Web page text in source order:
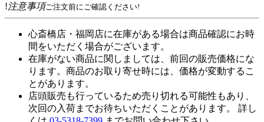
!注意事項ご注文前にご確認ください!
心斎橋店・福岡店に在庫がある場合は商品確認にお時
間をいただく場合がございます。
在庫がない商品に関しましては、前回の販売価格にな
ります。商品のお取り寄せ時には、価格が変動するこ
とがあります。
店頭販売も行っているため売り切れる可能性もあり、
次回の入荷までお待ちいただくことがあります。 詳し